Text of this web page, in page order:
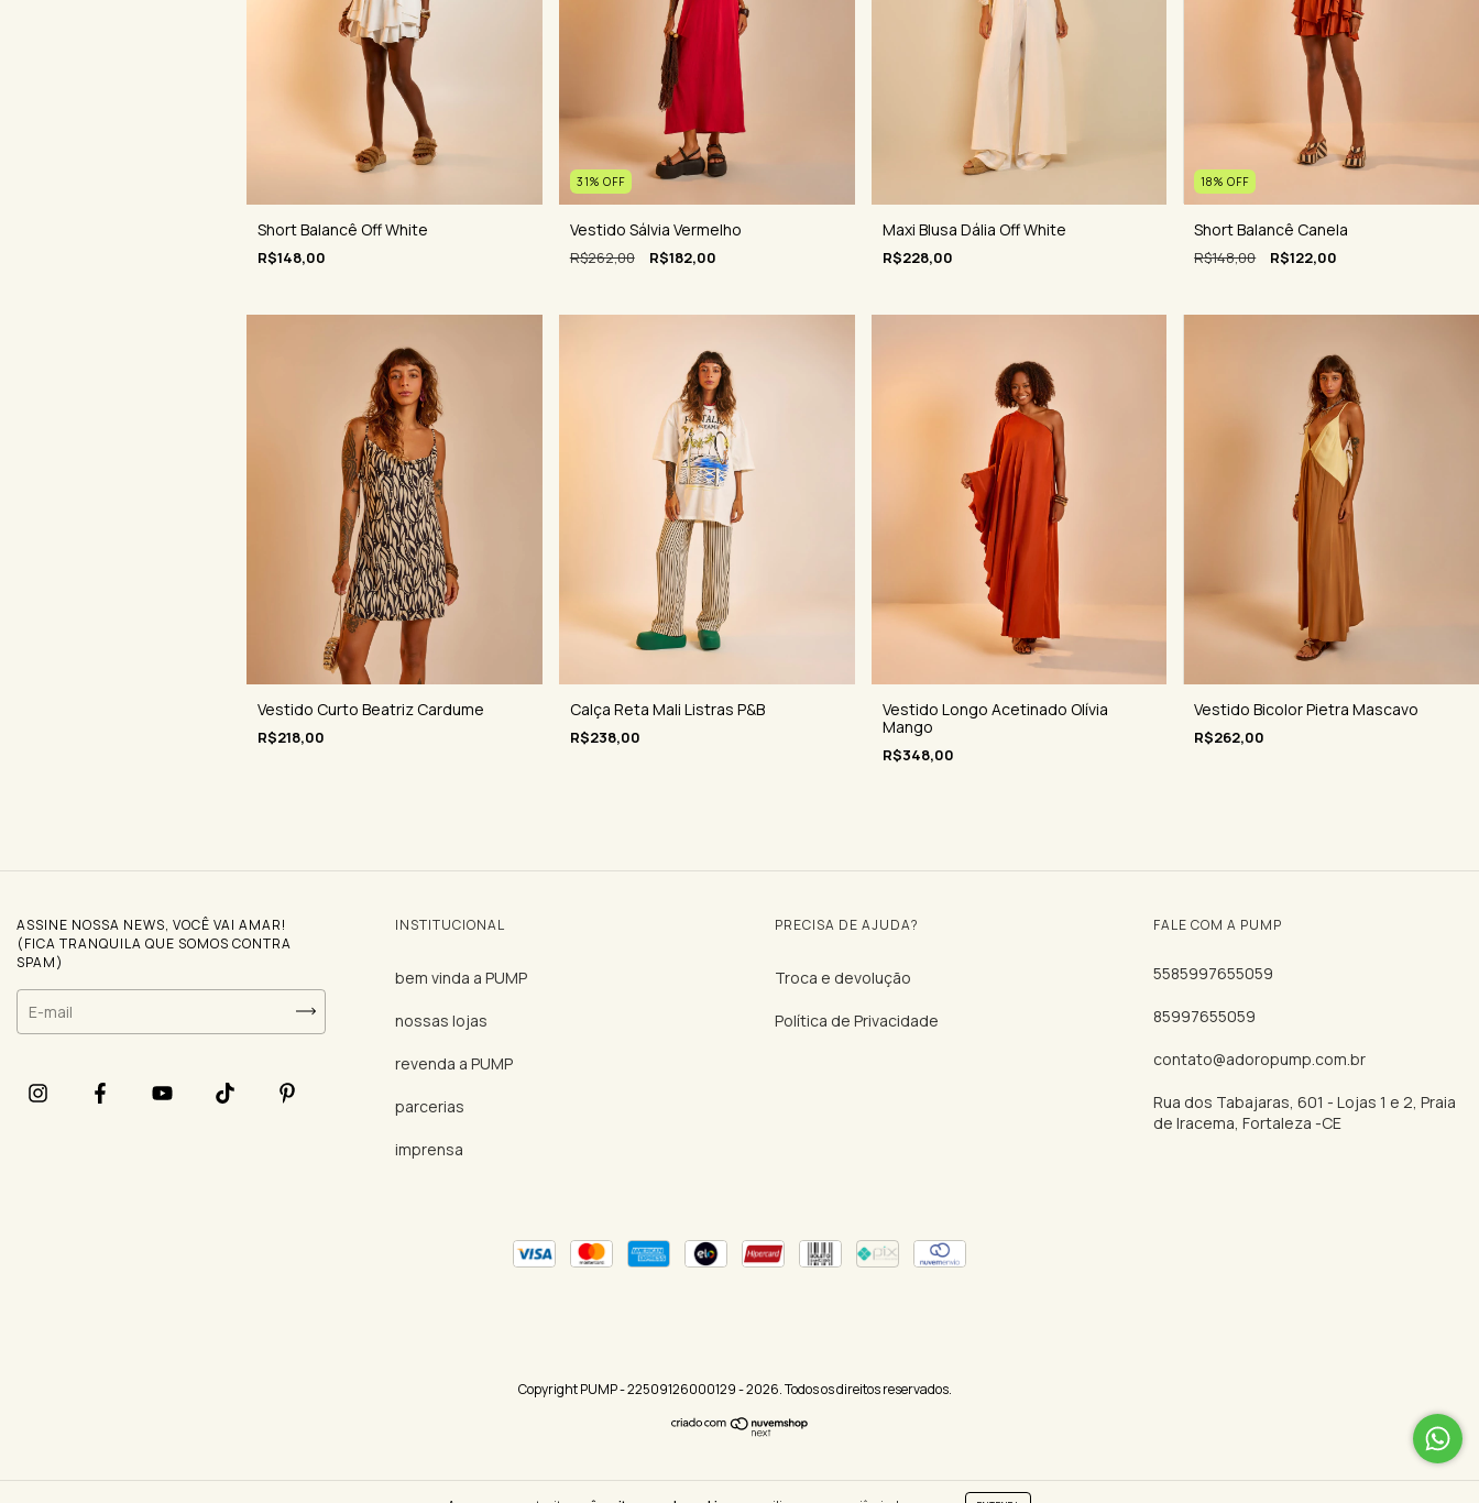
Short Balancê Off White
R$148,00
31% OFF
Vestido Sálvia Vermelho
R$262,00 R$182,00
Maxi Blusa Dália Off White
R$228,00
18%OFF
Short Balancê Canela
R$148,00 R$122,00
Vestido Curto Beatriz Cardume
R$218,00
Calça Reta Mali Listras P&B
R$238,00
Vestido Longo Acetinado Olívia
Mango
R$348,00
Vestido Bicolor Pietra Mascavo
R$262,00
ASSINE NOSSA NEWS, VOCÊ VAI AMAR!
(FICA TRANQUILA QUE SOMOS CONTRA
SPAM)
INSTITUCIONAL
bem vinda a PUMP
nossas lojas
revenda a PUMP
parcerias
imprensa
PRECISA DE AJUDA?
Troca e devolução
Política de Privacidade
FALE COM A PUMP
5585997655059
85997655059
contato@adoropump.com.br
Rua dos Tabajaras, 601 - Lojas 1 e 2, Praia
de Iracema, Fortaleza -CE
Copyright PUMP - 22509126000129 - 2026. Todos os direitos reservados.